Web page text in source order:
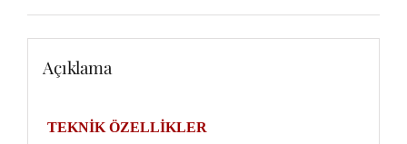
Açıklama
TEKNİK ÖZELLİKLER